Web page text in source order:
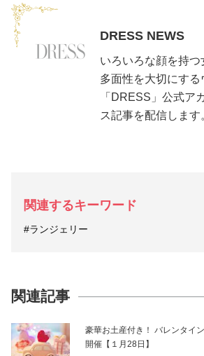
DRESS NEWS
いろいろな顔を持
多面性を大切にす
「DRESS」公式ア
ス記事を配信します
関連するキーワード
#ランジェリー
関連記事
豪華お土産付き！ バレンタイ
開催【１月28日】